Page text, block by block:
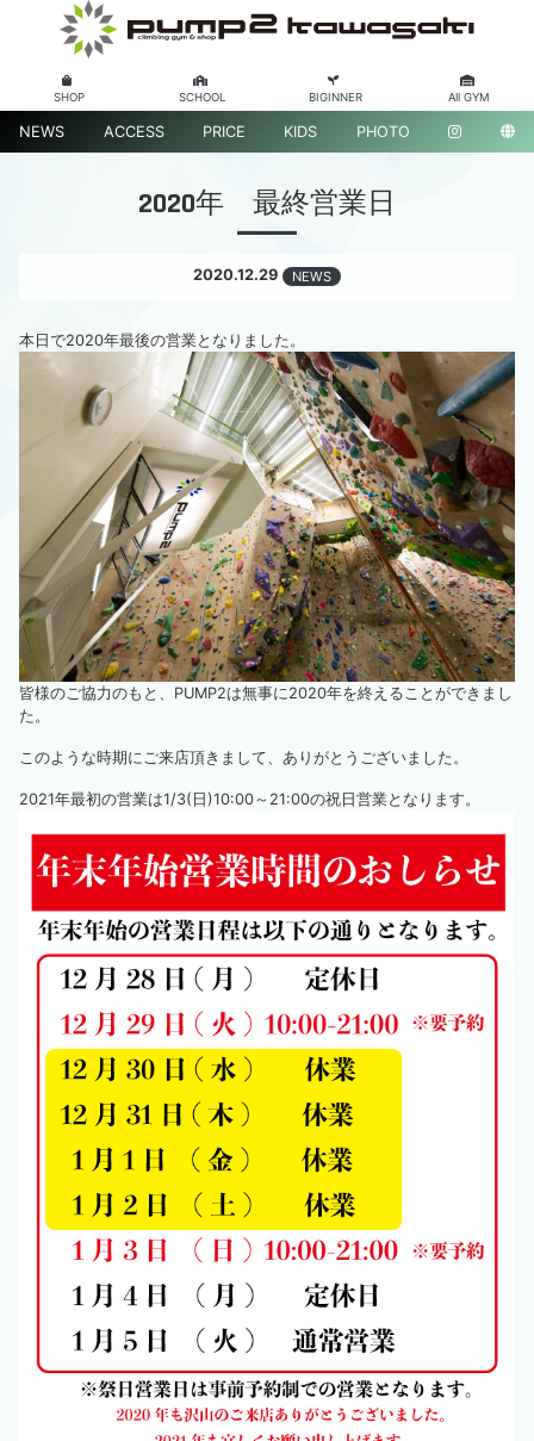
SHOP SCHOOL BIGINNER All GYM
NEWS ACCESS PRICE KIDS PHOTO
2020年 最終営業日
2020.12.29 NEWS
本日で2020年最後の営業となりました。
皆様のご協力のもと、PUMP2は無事に2020年を終えることができまし
た。
このような時期にご来店頂きまして、ありがとうございました。
2021年最初の営業は1/3(日)10:00～21:00の祝日営業となります。